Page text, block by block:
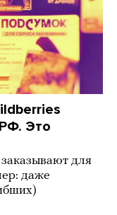
Это
для
даже